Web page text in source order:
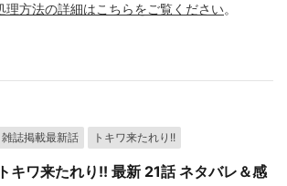
理方法の詳細はこちらをご覧ください。
雑誌掲載最新話 トキワ来たれり!!
トキワ来たれり!! 最新 21話 ネタバレ＆感